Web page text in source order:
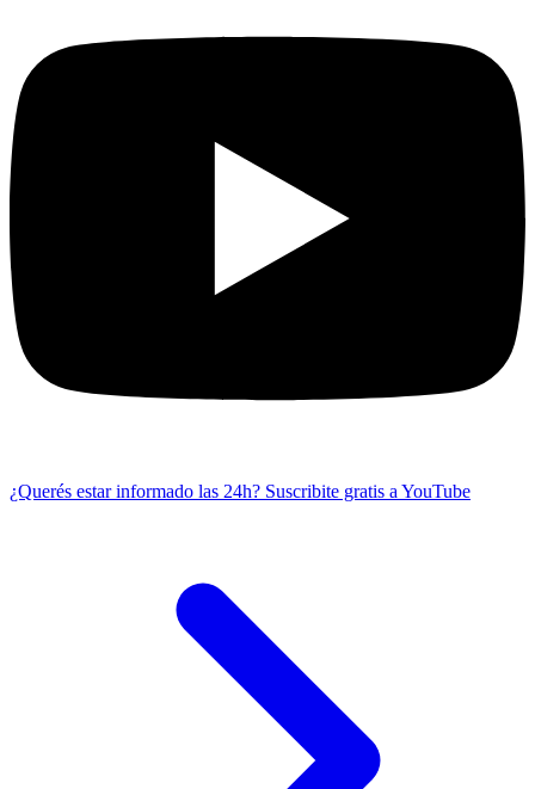
¿Querés estar informado las 24h? Suscribite gratis a YouTube